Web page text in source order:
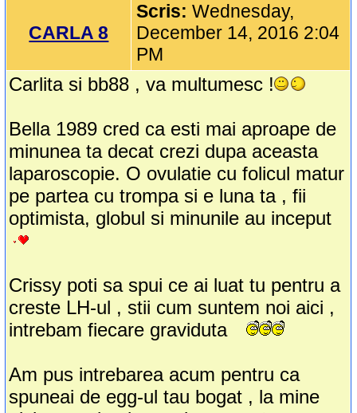
CARLA 8
Scris:Wednesday,
December 14, 2016 2:04
PM
Carlita si bb88 , va multumesc !
Bella 1989 cred ca esti mai aproape de
minunea ta decat crezi dupa aceasta
laparoscopie. O ovulatie cu folicul matur
pe partea cu trompa si e luna ta , fii
optimista, globul si minunile au inceput
Crissy poti sa spui ce ai luat tu pentru a
creste LH-ul , stii cum suntem noi aici ,
intrebam fiecare graviduta
Am pus intrebarea acum pentru ca
spuneai de egg-ul tau bogat , la mine